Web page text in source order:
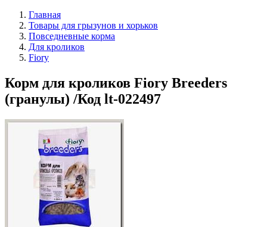
Главная
Товары для грызунов и хорьков
Повседневные корма
Для кроликов
Fiory
Корм для кроликов Fiory Breeders
(гранулы) /Код lt-022497